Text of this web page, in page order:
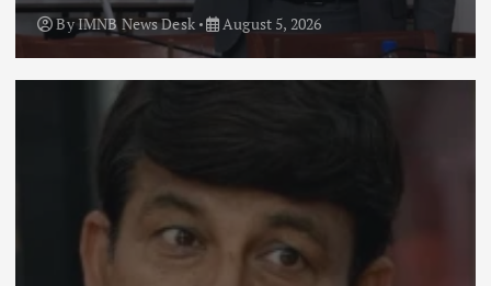
ByIMNB News Desk August 5, 2026